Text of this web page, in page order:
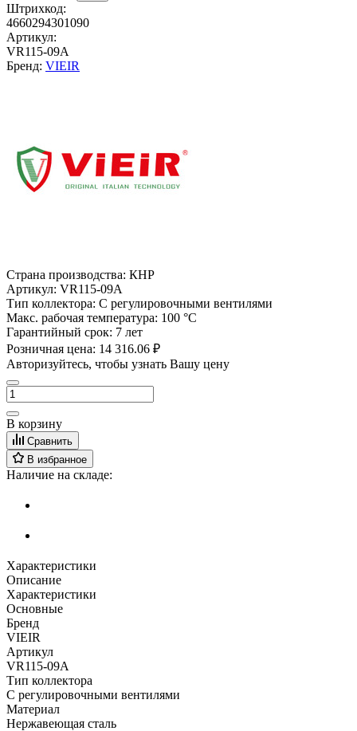
Штрихкод:
4660294301090
Артикул:
VR115-09A
Бренд: VIEIR
Страна производства: КНР
Артикул: VR115-09A
Тип коллектора: С регулировочными вентилями
Макс. рабочая температура: 100 °С
Гарантийный срок: 7 лет
Розничная цена: 14 316.06 ₽
Авторизуйтесь, чтобы узнать Вашу цену
В корзину
Сравнить
В избранное
Наличие на складе:
Характеристики
Описание
Характеристики
Основные
Бренд
VIEIR
Артикул
VR115-09A
Тип коллектора
С регулировочными вентилями
Материал
Нержавеющая сталь